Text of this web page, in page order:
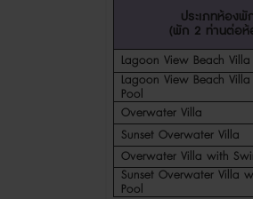
ประเภทห้องพั
(พัก 2 ท่านต่อห้
Lagoon View Beach Villa
Lagoon View Beach
Pool
Overwater Villa
Sunset Overwater Villa
Overwater Villa with
Sunset Overwater Villa
Pool